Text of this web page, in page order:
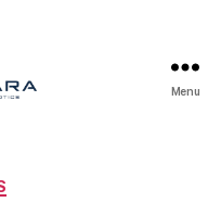
Menu